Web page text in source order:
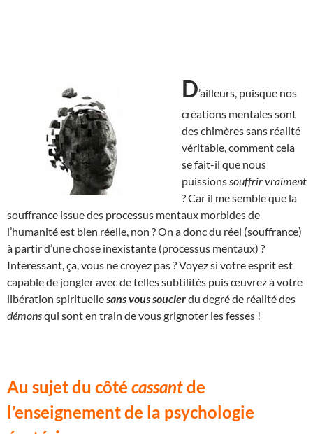
D’ailleurs, puisque nos
créations mentales sont
des chimères sans réalité
véritable, comment cela
se fait-il que nous
puissions souffrir vraiment
? Car il me semble que la
souffrance issue des processus mentaux morbides de
l’humanité est bien réelle, non ? On a donc du réel (souffrance)
à partir d’une chose inexistante (processus mentaux) ?
Intéressant, ça, vous ne croyez pas ? Voyez si votre esprit est
capable de jongler avec de telles subtilités puis œuvrez à votre
libération spirituellesans vous soucierdu degré de réalité des
démonsqui sont en train de vous grignoter les fesses !
Au sujet du côté cassantde
l’enseignement de la psychologie